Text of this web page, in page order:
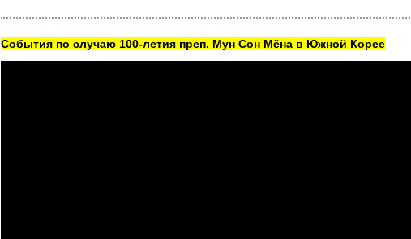
Cобытия по случаю 100-летия преп. Мун Сон Мёна в Южной Корее